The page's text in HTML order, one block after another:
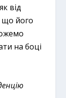
від
що його
на боці